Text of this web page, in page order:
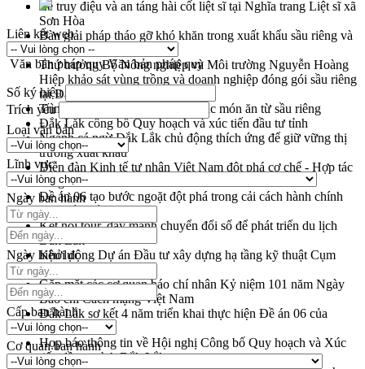
Lễ truy điệu và an táng hài cốt liệt sĩ tại Nghĩa trang Liệt sĩ xã
Sơn Hòa
Bàn giải pháp tháo gỡ khó khăn trong xuất khẩu sầu riêng và
triển khai quy định EUDR
Thứ trưởng Bộ Nông nghiệp và Môi trường Nguyễn Hoàng
Hiệp khảo sát vùng trồng và doanh nghiệp đóng gói sầu riêng
tại Đắk Lắk
Trình diễn nghệ thuật chế biến các món ăn từ sầu riêng
Đắk Lắk công bố Quy hoạch và xúc tiến đầu tư tỉnh
Ngành cá ngừ Đắk Lắk chủ động thích ứng để giữ vững thị
trường xuất khẩu
Diễn đàn Kinh tế tư nhân Việt Nam đột phá cơ chế - Hợp tác
công tư
Đề án 06 tạo bước ngoặt đột phá trong cải cách hành chính
tỉnh Đắk Lắk
Kết nối tour, đẩy mạnh chuyển đổi số để phát triển du lịch
Đắk Lắk
Khởi động Dự án Đầu tư xây dựng hạ tầng kỹ thuật Cụm
công nghiệp Tân Tiến
Gặp mặt các cơ quan báo chí nhân Kỷ niệm 101 năm Ngày
Báo chí Cách mạng Việt Nam
Đắk Lắk sơ kết 4 năm triển khai thực hiện Đề án 06 của
Chính phủ
Họp báo thông tin về Hội nghị Công bố Quy hoạch và Xúc
tiến đầu tư tỉnh Đắk Lắk
Liên kết web
Văn bản pháp quy Văn bản pháp quy
Số ký hiệu
Trích yếu
Loại văn bản
Lĩnh vực
Ngày ban hành
Ngày hiệu lực
Cấp ban hành
Cơ quan ban hành